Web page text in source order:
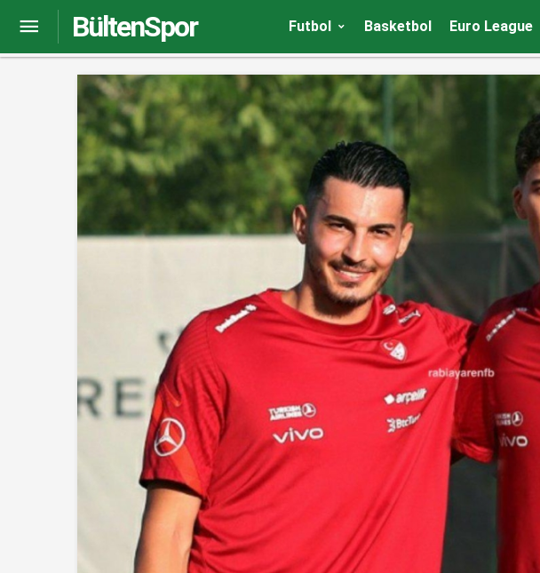
BültenSpor Futbol Basketbol Euro League
Eski golcülerden Trabzonspor’u kıskandıran performans!